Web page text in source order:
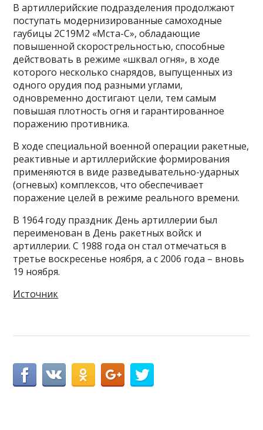
В артиллерийские подразделения продолжают
поступать модернизированные самоходные
гаубицы 2С19М2 «Мста-С», обладающие
повышенной скорострельностью, способные
действовать в режиме «шквал огня», в ходе
которого несколько снарядов, выпущенных из
одного орудия под разными углами,
одновременно достигают цели, тем самым
повышая плотность огня и гарантированное
поражению противника.
В ходе специальной военной операции ракетные,
реактивные и артиллерийские формирования
применяются в виде разведывательно-ударных
(огневых) комплексов, что обеспечивает
поражение целей в режиме реального времени.
В 1964 году праздник День артиллерии был
переименован в День ракетных войск и
артиллерии. С 1988 года он стал отмечаться в
третье воскресенье ноября, а с 2006 года – вновь
19 ноября.
Источник